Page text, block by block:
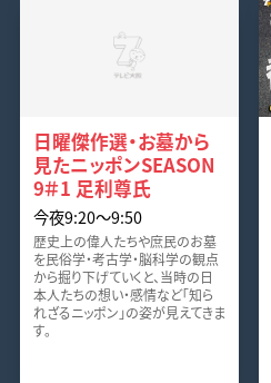
日曜傑作選・お墓から
見たニッポンSEASON
9＃1 足利尊氏
今夜9:20〜9:50
歴史上の偉人たちや庶民のお墓
を民俗学・考古学・脳科学の観点
から掘り下げていくと、当時の日
本人たちの想い・感情など「知ら
れざるニッポン」の姿が見えてきま
す。